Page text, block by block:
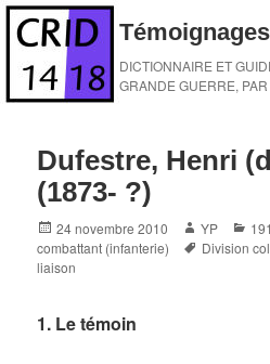
Skip
content
DICTIONNAIRE ET
GRANDE GUERRE, PAR
Dufestre, Henri
(1873- ?)
Posted
on
24 novembre 2010 Author
YP
combattant (infanterie)
Tags
Division
liaison
1. Le témoin